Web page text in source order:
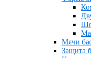
Мячи
Защита